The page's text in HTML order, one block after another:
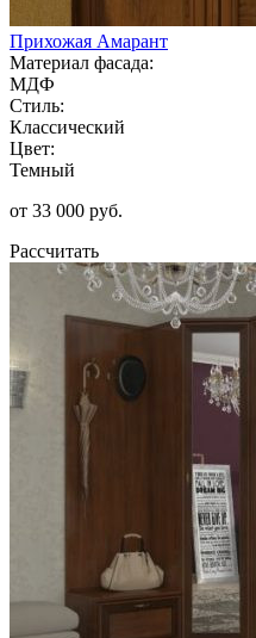
Прихожая Амарант
Материал фасада:
МДФ
Стиль:
Классический
Цвет:
Темный
от 33 000 руб.
Рассчитать